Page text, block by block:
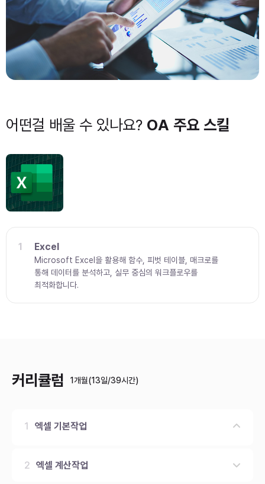
어떤걸 배울 수 있나요? OA 주요 스킬
1 Excel
Microsoft Excel을 활용해 함수, 피벗 테이블, 매크로를
통해 데이터를 분석하고, 실무 중심의 워크플로우를
최적화합니다.
커리큘럼 1개월(13일/39시간)
1 엑셀 기본작업
2 엑셀 계산작업